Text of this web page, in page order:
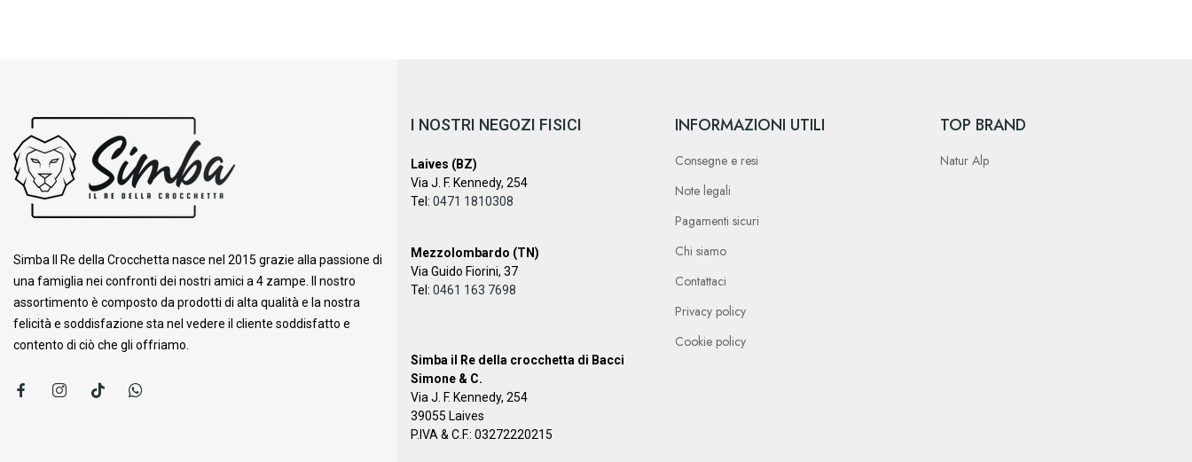
Simba Il Re della Crocchetta nasce nel 2015 grazie alla passione di
una famiglia nei confronti dei nostri amici a 4 zampe. ​Il nostro
assortimento è composto da prodotti di alta qualità e la nostra
felicità e soddisfazione sta nel vedere il cliente soddisfatto e
contento di ciò che gli offriamo.
I NOSTRI NEGOZI FISICI
Laives (BZ)
Via J. F. Kennedy, 254
Tel: 0471 1810308
Mezzolombardo (TN)
Via Guido Fiorini, 37
Tel: 0461 163 7698
Simba il Re della crocchetta di Bacci
Simone & C.
Via J. F. Kennedy, 254
39055 Laives
P.IVA & C.F.: 03272220215
INFORMAZIONI UTILI
Consegne e resi
Note legali
Pagamenti sicuri
Chi siamo
Contattaci
Privacy policy
Cookie policy
TOP BRAND
Natur Alp